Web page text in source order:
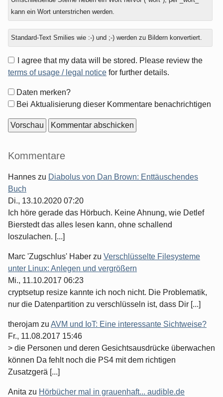
kann ein Wort unterstrichen werden.
Standard-Text Smilies wie :-) und ;-) werden zu Bildern konvertiert.
I agree that my data will be stored. Please review the
terms of usage / legal notice for further details.
Formular-
Optionen
Daten merken?
Bei Aktualisierung dieser Kommentare benachrichtigen
Seitenleiste
Kommentare
Hannes zu Diabolus von Dan Brown: Enttäuschendes
Buch
Di., 13.10.2020 07:20
Ich höre gerade das Hörbuch. Keine Ahnung, wie Detlef
Bierstedt das alles lesen kann, ohne schallend
loszulachen. [...]
Marc 'Zugschlus' Haber zu Verschlüsselte Filesysteme
unter Linux: Anlegen und vergrößern
Mi., 11.10.2017 06:23
cryptsetup resize kannte ich noch nicht. Die Problematik,
nur die Datenpartition zu verschlüsseln ist, dass Dir [...]
therojam zu AVM und IoT: Eine interessante Sichtweise?
Fr., 11.08.2017 15:46
> die Personen und deren Gesichtsausdrücke überwachen
können Da fehlt noch die PS4 mit dem richtigen
Zusatzgerä [...]
Anita zu Hörbücher mal in grauenhaft... audible.de